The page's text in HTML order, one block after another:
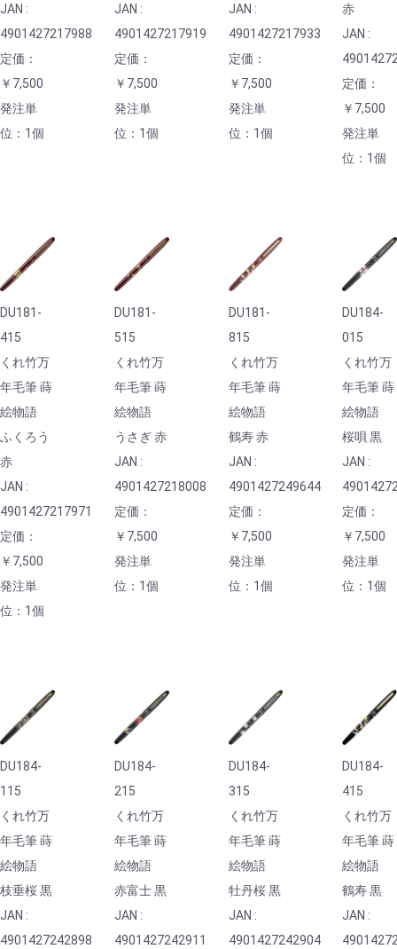
JAN :
4901427217988
定価：
￥7,500
発注単
位：1個
JAN :
4901427217919
定価：
￥7,500
発注単
位：1個
JAN :
4901427217933
定価：
￥7,500
発注単
位：1個
赤
JAN :
定価：
￥7,500
発注単
位：1個
DU181-
415
くれ竹万
年毛筆 蒔
絵物語
ふくろう
赤
JAN :
4901427217971
定価：
￥7,500
発注単
位：1個
DU181-
515
くれ竹万
年毛筆 蒔
絵物語
うさぎ 赤
JAN :
4901427218008
定価：
￥7,500
発注単
位：1個
DU181-
815
くれ竹万
年毛筆 蒔
絵物語
鶴寿 赤
JAN :
4901427249644
定価：
￥7,500
発注単
位：1個
DU184-
015
くれ竹万
年毛筆 蒔
絵物語
桜唄 黒
JAN :
定価：
￥7,500
発注単
位：1個
DU184-
115
くれ竹万
年毛筆 蒔
絵物語
枝垂桜 黒
JAN :
4901427242898
DU184-
215
くれ竹万
年毛筆 蒔
絵物語
赤富士 黒
JAN :
4901427242911
DU184-
315
くれ竹万
年毛筆 蒔
絵物語
牡丹桜 黒
JAN :
4901427242904
DU184-
415
くれ竹万
年毛筆 蒔
絵物語
鶴寿 黒
JAN :